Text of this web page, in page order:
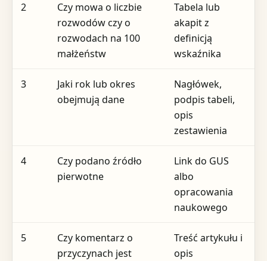
2
Czy mowa o liczbie
rozwodów czy o
rozwodach na 100
małżeństw
Tabela lub
akapit z
definicją
wskaźnika
3
Jaki rok lub okres
obejmują dane
Nagłówek,
podpis tabeli,
opis
zestawienia
4
Czy podano źródło
pierwotne
Link do GUS
albo
opracowania
naukowego
5
Czy komentarz o
przyczynach jest
Treść artykułu i
opis